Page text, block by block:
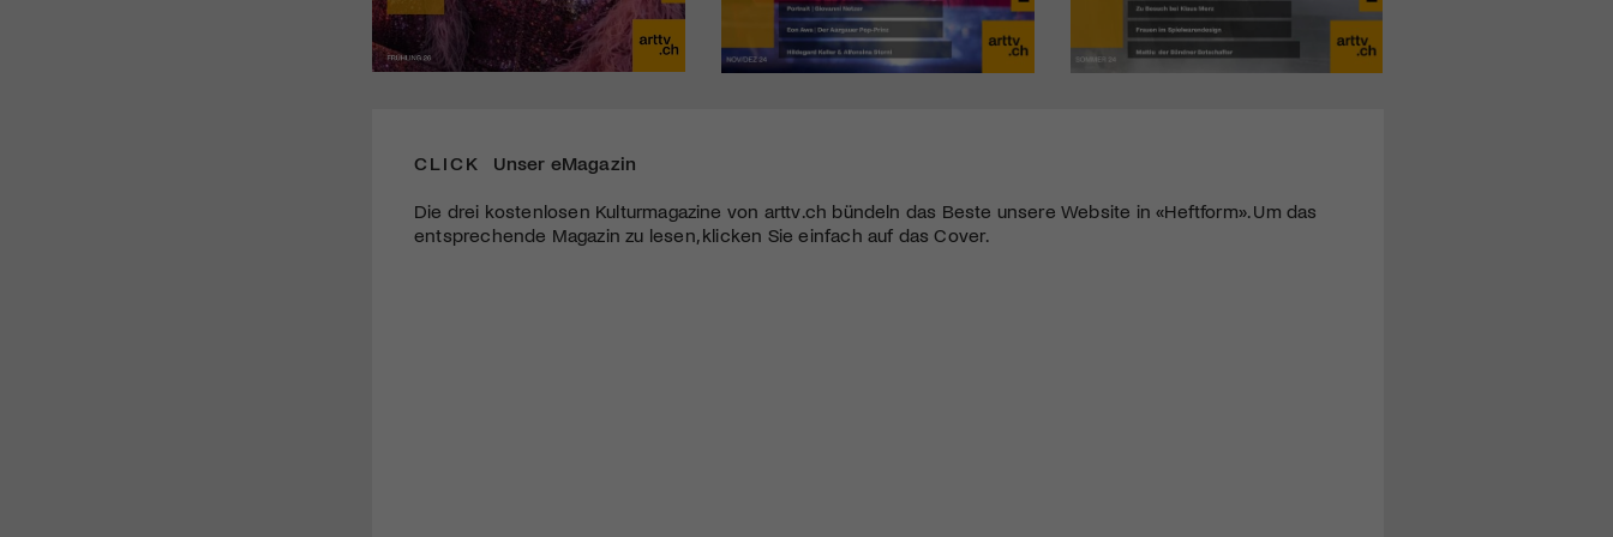
CLICK Unser eMagazin
Die drei kostenlosen Kulturmagazine von arttv.ch bündeln das Beste unsere Website in «Heftform». Um das
entsprechende Magazin zu lesen, klicken Sie einfach auf das Cover.